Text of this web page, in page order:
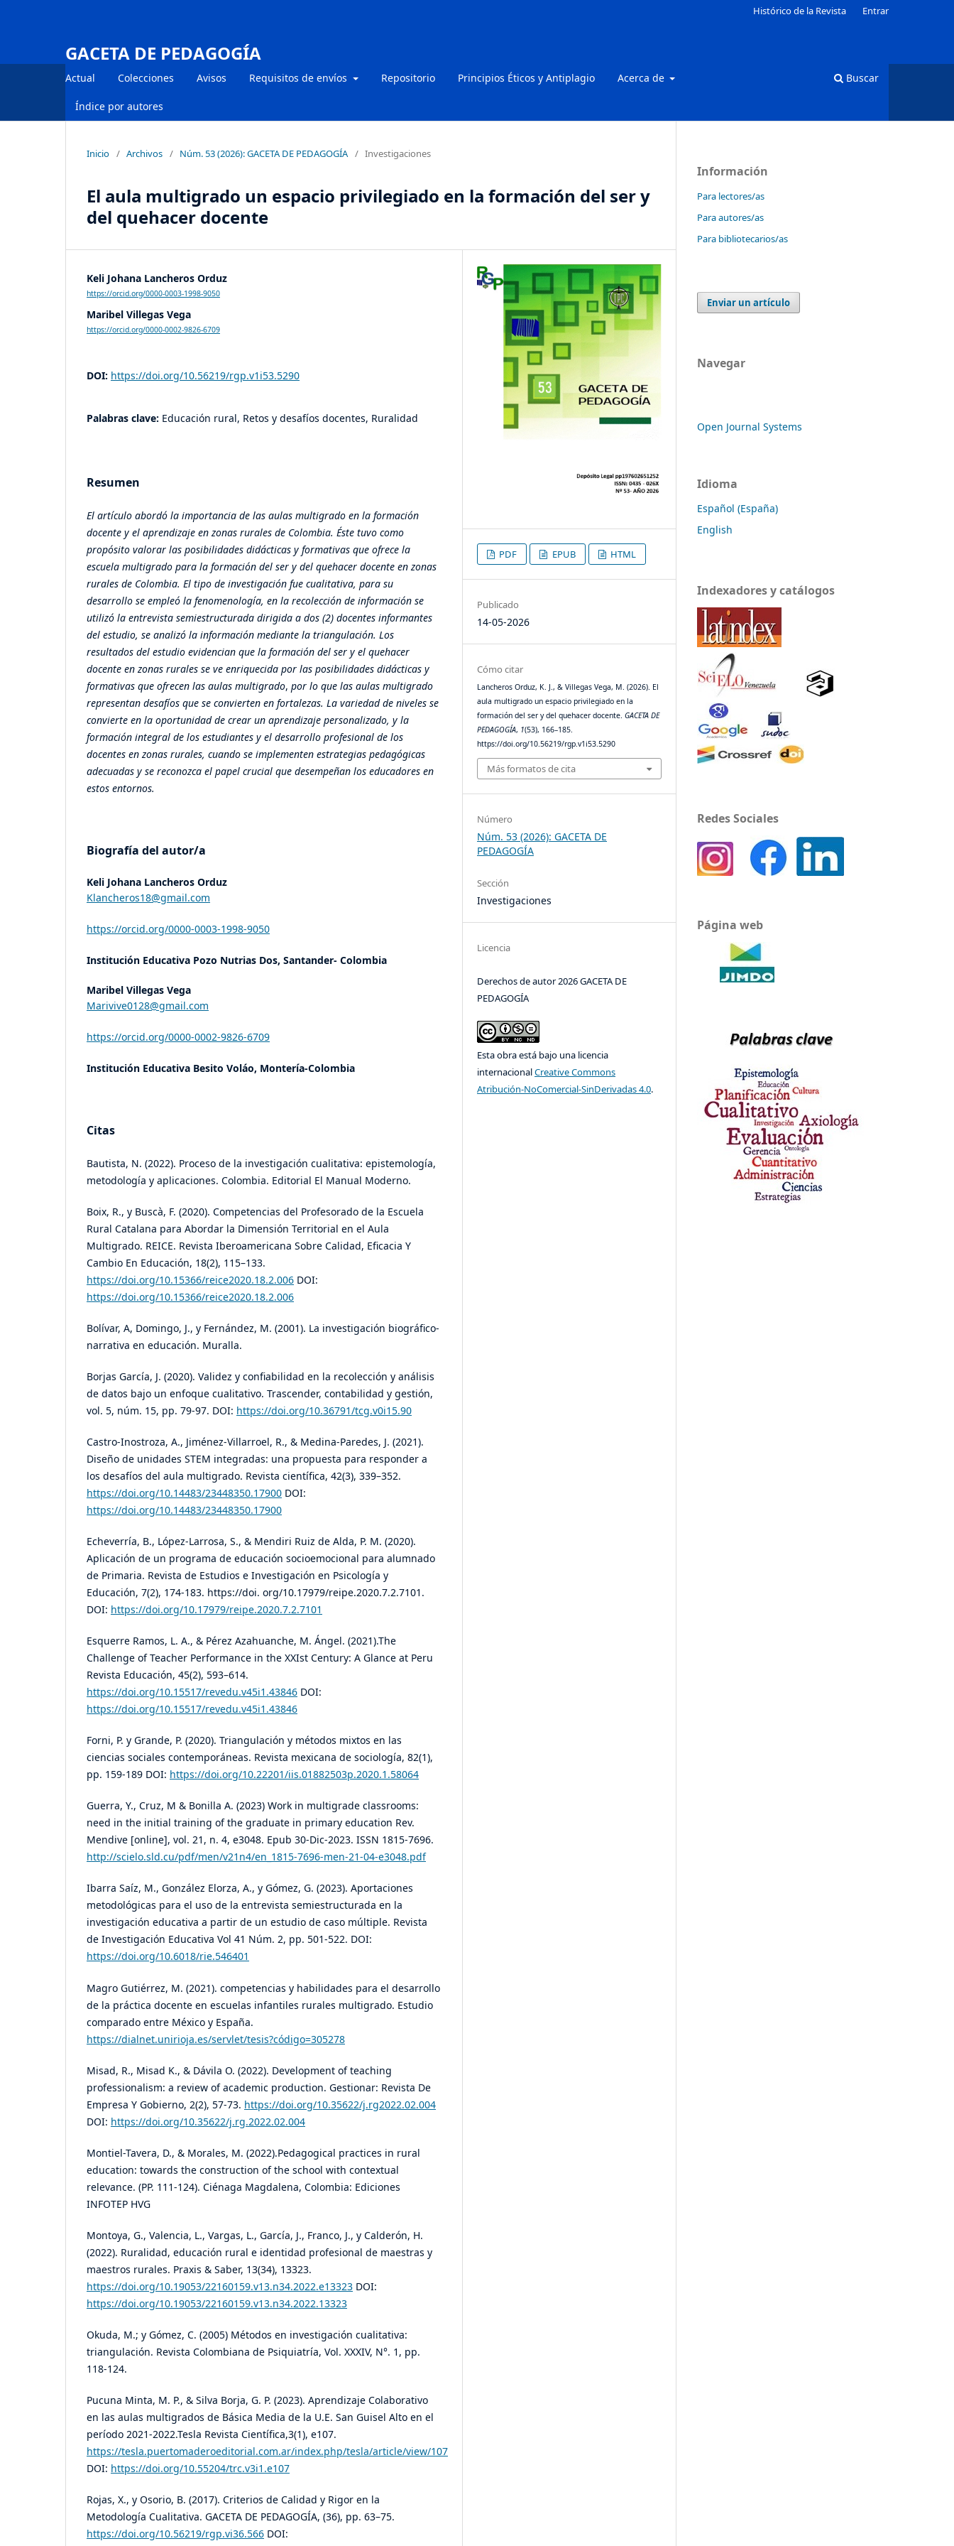
GACETA DE PEDAGOGÍA
Actual Colecciones Avisos Requisitos de envíos Repositorio Principios Éticos y Antiplagio Acerca de
Índice por autores
Buscar
Histórico de la Revista Entrar
Inicio / Archivos / Núm. 53 (2026): GACETA DE PEDAGOGÍA / Investigaciones
El aula multigrado un espacio privilegiado en la formación del ser y
del quehacer docente
Keli Johana Lancheros Orduz
https://orcid.org/0000-0003-1998-9050
Maribel Villegas Vega
https://orcid.org/0000-0002-9826-6709
DOI: https://doi.org/10.56219/rgp.v1i53.5290
Palabras clave: Educación rural, Retos y desafíos docentes, Ruralidad
Resumen
El artículo abordó la importancia de las aulas multigrado en la formación
docente y el aprendizaje en zonas rurales de Colombia. Éste tuvo como
propósito valorar las posibilidades didácticas y formativas que ofrece la
escuela multigrado para la formación del ser y del quehacer docente en zonas
rurales de Colombia. El tipo de investigación fue cualitativa, para su
desarrollo se empleó la fenomenología, en la recolección de información se
utilizó la entrevista semiestructurada dirigida a dos (2) docentes informantes
del estudio, se analizó la información mediante la triangulación. Los
resultados del estudio evidencian que la formación del ser y el quehacer
docente en zonas rurales se ve enriquecida por las posibilidades didácticas y
formativas que ofrecen las aulas multigrado, por lo que las aulas multigrado
representan desafíos que se convierten en fortalezas. La variedad de niveles se
convierte en la oportunidad de crear un aprendizaje personalizado, y la
formación integral de los estudiantes y el desarrollo profesional de los
docentes en zonas rurales, cuando se implementen estrategias pedagógicas
adecuadas y se reconozca el papel crucial que desempeñan los educadores en
estos entornos.
Biografía del autor/a
Keli Johana Lancheros Orduz
Klancheros18@gmail.com
https://orcid.org/0000-0003-1998-9050
Institución Educativa Pozo Nutrias Dos, Santander- Colombia
Maribel Villegas Vega
Marivive0128@gmail.com
https://orcid.org/0000-0002-9826-6709
Institución Educativa Besito Voláo, Montería-Colombia
Citas
Bautista, N. (2022). Proceso de la investigación cualitativa: epistemología,
metodología y aplicaciones. Colombia. Editorial El Manual Moderno.
Boix, R., y Buscà, F. (2020). Competencias del Profesorado de la Escuela
Rural Catalana para Abordar la Dimensión Territorial en el Aula
Multigrado. REICE. Revista Iberoamericana Sobre Calidad, Eficacia Y
Cambio En Educación, 18(2), 115–133.
https://doi.org/10.15366/reice2020.18.2.006 DOI:
https://doi.org/10.15366/reice2020.18.2.006
Bolívar, A, Domingo, J., y Fernández, M. (2001). La investigación biográfico-
narrativa en educación. Muralla.
Borjas García, J. (2020). Validez y confiabilidad en la recolección y análisis
de datos bajo un enfoque cualitativo. Trascender, contabilidad y gestión,
vol. 5, núm. 15, pp. 79-97. DOI: https://doi.org/10.36791/tcg.v0i15.90
Castro-Inostroza, A., Jiménez-Villarroel, R., & Medina-Paredes, J. (2021).
Diseño de unidades STEM integradas: una propuesta para responder a
los desafíos del aula multigrado. Revista científica, 42(3), 339–352.
https://doi.org/10.14483/23448350.17900 DOI:
https://doi.org/10.14483/23448350.17900
Echeverría, B., López-Larrosa, S., & Mendiri Ruiz de Alda, P. M. (2020).
Aplicación de un programa de educación socioemocional para alumnado
de Primaria. Revista de Estudios e Investigación en Psicología y
Educación, 7(2), 174-183. https://doi. org/10.17979/reipe.2020.7.2.7101.
DOI: https://doi.org/10.17979/reipe.2020.7.2.7101
Esquerre Ramos, L. A., & Pérez Azahuanche, M. Ángel. (2021).The
Challenge of Teacher Performance in the XXIst Century: A Glance at Peru
Revista Educación, 45(2), 593–614.
https://doi.org/10.15517/revedu.v45i1.43846 DOI:
https://doi.org/10.15517/revedu.v45i1.43846
Forni, P. y Grande, P. (2020). Triangulación y métodos mixtos en las
ciencias sociales contemporáneas. Revista mexicana de sociología, 82(1),
pp. 159-189 DOI: https://doi.org/10.22201/iis.01882503p.2020.1.58064
Guerra, Y., Cruz, M & Bonilla A. (2023) Work in multigrade classrooms:
need in the initial training of the graduate in primary education Rev.
Mendive [online], vol. 21, n. 4, e3048. Epub 30-Dic-2023. ISSN 1815-7696.
http://scielo.sld.cu/pdf/men/v21n4/en_1815-7696-men-21-04-e3048.pdf
Ibarra Saíz, M., González Elorza, A., y Gómez, G. (2023). Aportaciones
metodológicas para el uso de la entrevista semiestructurada en la
investigación educativa a partir de un estudio de caso múltiple. Revista
de Investigación Educativa Vol 41 Núm. 2, pp. 501-522. DOI:
https://doi.org/10.6018/rie.546401
Magro Gutiérrez, M. (2021). competencias y habilidades para el desarrollo
de la práctica docente en escuelas infantiles rurales multigrado. Estudio
comparado entre México y España.
https://dialnet.unirioja.es/servlet/tesis?código=305278
Misad, R., Misad K., & Dávila O. (2022). Development of teaching
professionalism: a review of academic production. Gestionar: Revista De
Empresa Y Gobierno, 2(2), 57-73. https://doi.org/10.35622/j.rg2022.02.004
DOI: https://doi.org/10.35622/j.rg.2022.02.004
Montiel-Tavera, D., & Morales, M. (2022).Pedagogical practices in rural
education: towards the construction of the school with contextual
relevance. (PP. 111-124). Ciénaga Magdalena, Colombia: Ediciones
INFOTEP HVG
Montoya, G., Valencia, L., Vargas, L., García, J., Franco, J., y Calderón, H.
(2022). Ruralidad, educación rural e identidad profesional de maestras y
maestros rurales. Praxis & Saber, 13(34), 13323.
https://doi.org/10.19053/22160159.v13.n34.2022.e13323 DOI:
https://doi.org/10.19053/22160159.v13.n34.2022.13323
Okuda, M.; y Gómez, C. (2005) Métodos en investigación cualitativa:
triangulación. Revista Colombiana de Psiquiatría, Vol. XXXIV, N°. 1, pp.
118-124.
Pucuna Minta, M. P., & Silva Borja, G. P. (2023). Aprendizaje Colaborativo
en las aulas multigrados de Básica Media de la U.E. San Guisel Alto en el
período 2021-2022.Tesla Revista Científica,3(1), e107.
https://tesla.puertomaderoeditorial.com.ar/index.php/tesla/article/view/107
DOI: https://doi.org/10.55204/trc.v3i1.e107
Rojas, X., y Osorio, B. (2017). Criterios de Calidad y Rigor en la
Metodología Cualitativa. GACETA DE PEDAGOGÍA, (36), pp. 63–75.
https://doi.org/10.56219/rgp.vi36.566 DOI:
PDF EPUB HTML
Publicado
14-05-2026
Cómo citar
Lancheros Orduz, K. J., & Villegas Vega, M. (2026). El
aula multigrado un espacio privilegiado en la
formación del ser y del quehacer docente.GACETA DE
PEDAGOGÍA, 1(53), 166–185.
https://doi.org/10.56219/rgp.v1i53.5290
Más formatos de cita
Número
Núm. 53 (2026): GACETA DE
PEDAGOGÍA
Sección
Investigaciones
Licencia
Derechos de autor 2026 GACETA DE
PEDAGOGÍA
Esta obra está bajo una licencia
internacionalCreative Commons
Atribución-NoComercial-SinDerivadas 4.0.
Información
Para lectores/as
Para autores/as
Para bibliotecarios/as
Enviar un artículo
Navegar
Open Journal Systems
Idioma
Español (España)
English
Indexadores y catálogos
Redes Sociales
Página web